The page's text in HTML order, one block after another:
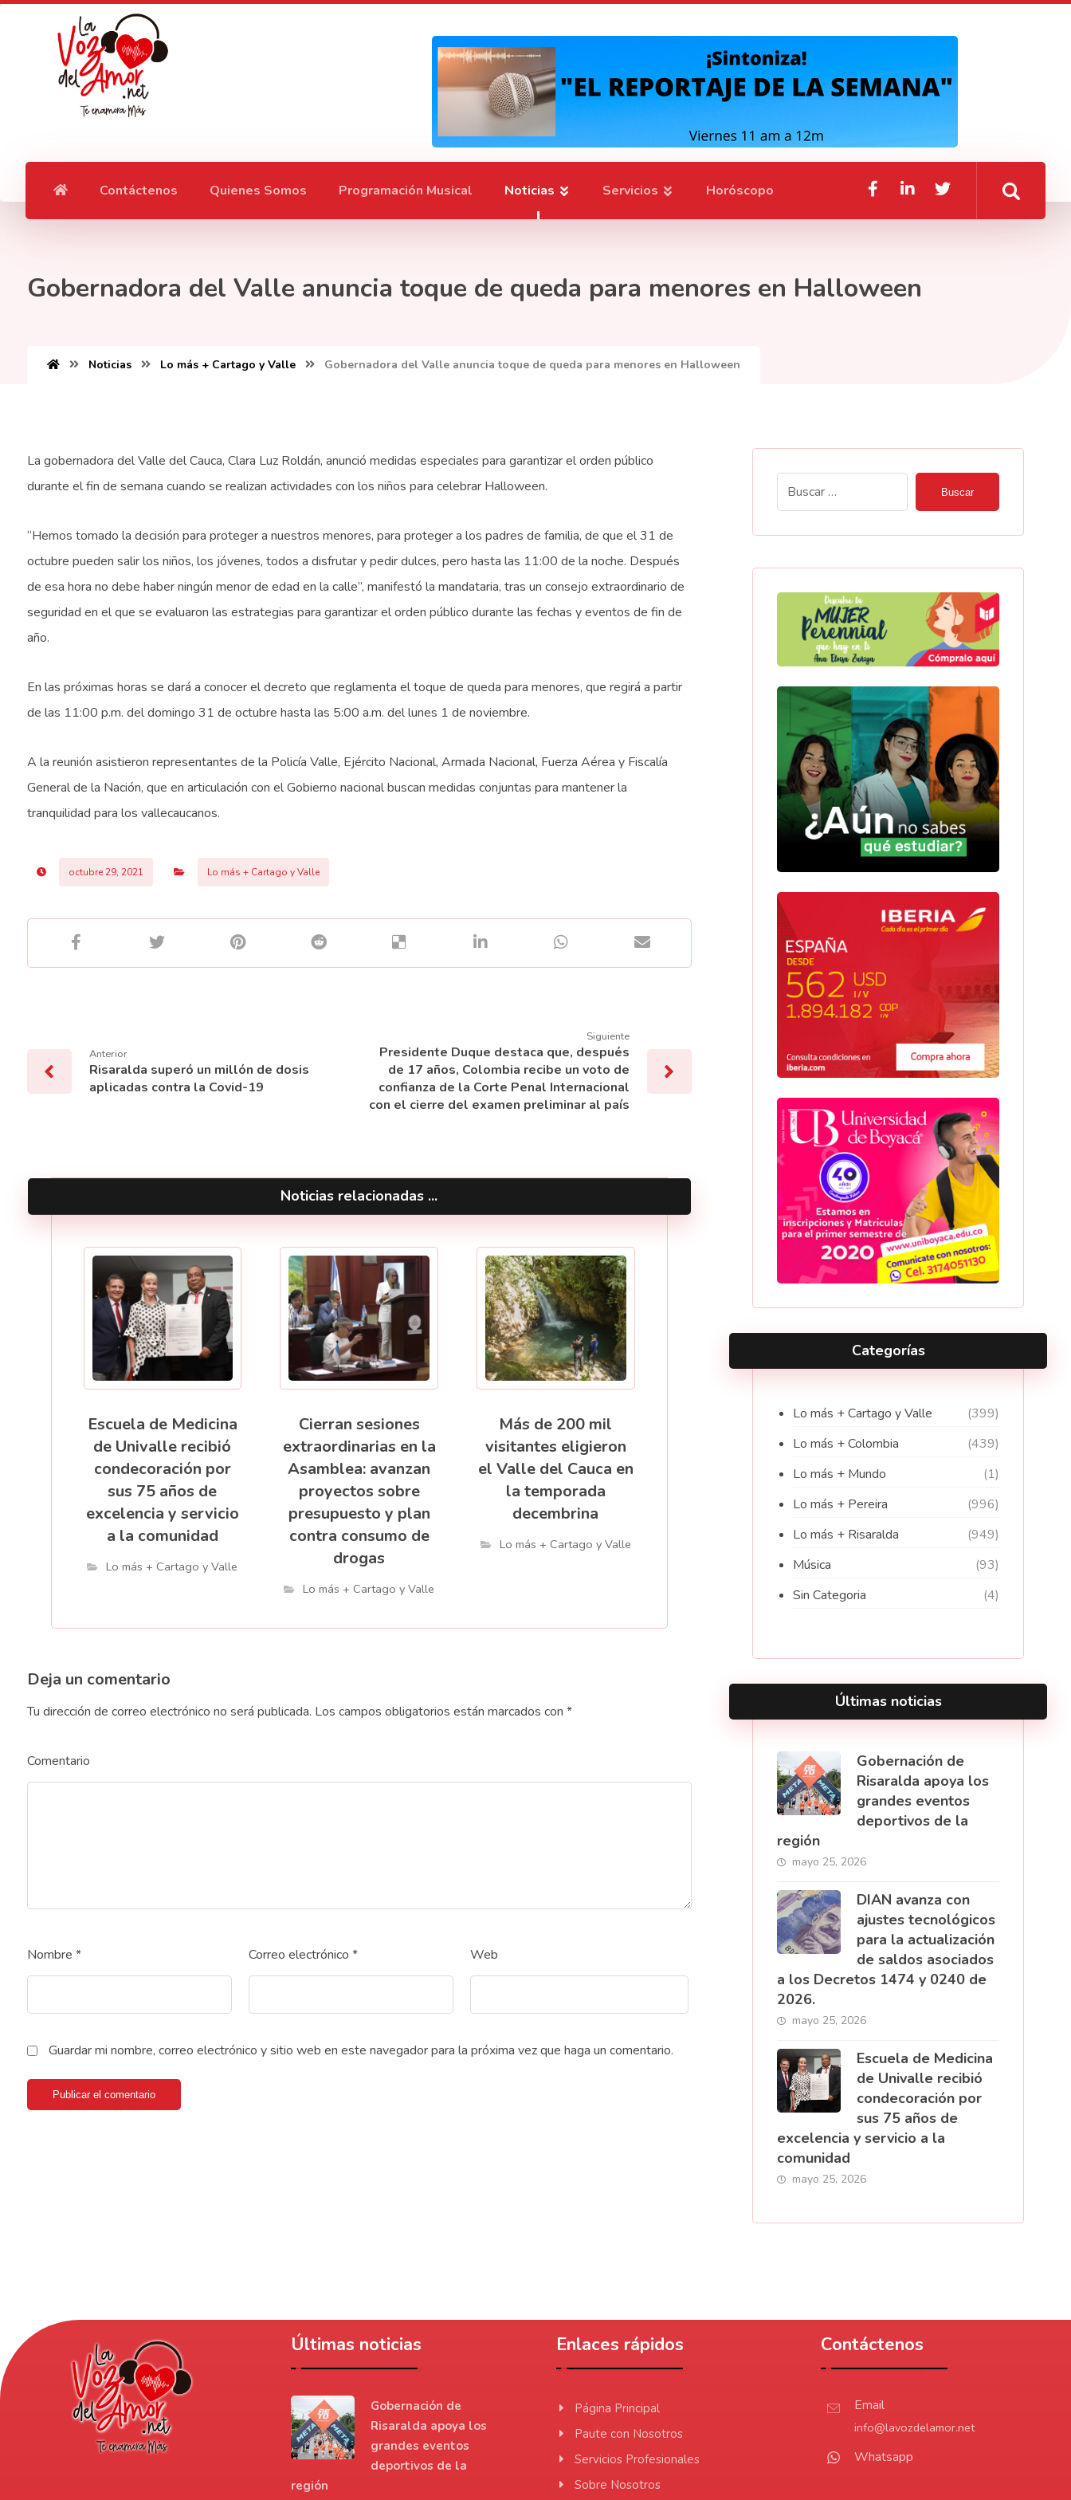
Contáctenos Quienes Somos Programación Musical Noticias Servicios Horóscopo
Gobernadora del Valle anuncia toque de queda para menores en Halloween
Noticias Lo más + Cartago y Valle Gobernadora del Valle anuncia toque de queda para menores en Halloween
La gobernadora del Valle del Cauca, Clara Luz Roldán, anunció medidas especiales para garantizar el orden público
durante el fin de semana cuando se realizan actividades con los niños para celebrar Halloween.
“Hemos tomado la decisión para proteger a nuestros menores, para proteger a los padres de familia, de que el 31 de
octubre pueden salir los niños, los jóvenes, todos a disfrutar y pedir dulces, pero hasta las 11:00 de la noche. Después
de esa hora no debe haber ningún menor de edad en la calle”, manifestó la mandataria, tras un consejo extraordinario de
seguridad en el que se evaluaron las estrategias para garantizar el orden público durante las fechas y eventos de fin de
año.
En las próximas horas se dará a conocer el decreto que reglamenta el toque de queda para menores, que regirá a partir
de las 11:00 p.m. del domingo 31 de octubre hasta las 5:00 a.m. del lunes 1 de noviembre.
A la reunión asistieron representantes de la Policía Valle, Ejército Nacional, Armada Nacional, Fuerza Aérea y Fiscalía
General de la Nación, que en articulación con el Gobierno nacional buscan medidas conjuntas para mantener la
tranquilidad para los vallecaucanos.
octubre 29, 2021 Lo más + Cartago y Valle
Anterior
Risaralda superó un millón de dosis
aplicadas contra la Covid-19
Siguiente
Presidente Duque destaca que, después
de 17 años, Colombia recibe un voto de
confianza de la Corte Penal Internacional
con el cierre del examen preliminar al país
Noticias relacionadas ...
Escuela de Medicina
de Univalle recibió
condecoración por
sus 75 años de
excelencia y servicio
a la comunidad
Lo más + Cartago y Valle
Cierran sesiones
extraordinarias en la
Asamblea: avanzan
proyectos sobre
presupuesto y plan
contra consumo de
drogas
Lo más + Cartago y Valle
Más de 200 mil
visitantes eligieron
el Valle del Cauca en
la temporada
decembrina
Lo más + Cartago y Valle
Deja un comentario
Tu dirección de correo electrónico no será publicada. Los campos obligatorios están marcados con *
Comentario
Nombre * Correo electrónico * Web
Guardar mi nombre, correo electrónico y sitio web en este navegador para la próxima vez que haga un comentario.
Publicar el comentario
Buscar
Categorías
Lo más + Cartago y Valle
(399)
Lo más + Colombia
(439)
Lo más + Mundo
(1)
Lo más + Pereira
(996)
Lo más + Risaralda
(949)
Música
(93)
Sin Categoria
(4)
Últimas noticias
Gobernación de
Risaralda apoya los
grandes eventos
deportivos de la
región
mayo 25, 2026
DIAN avanza con
ajustes tecnológicos
para la actualización
de saldos asociados
a los Decretos 1474 y 0240 de
2026.
mayo 25, 2026
Escuela de Medicina
de Univalle recibió
condecoración por
sus 75 años de
excelencia y servicio a la
comunidad
mayo 25, 2026
Últimas noticias
Gobernación de
Risaralda apoya los
grandes eventos
deportivos de la
región
Enlaces rápidos
Página Principal
Paute con Nosotros
Servicios Profesionales
Sobre Nosotros
Contáctenos
Email
info@lavozdelamor.net
Whatsapp